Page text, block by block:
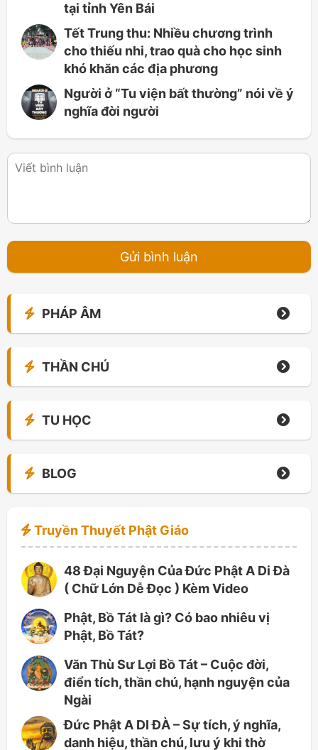
tại tỉnh Yên Bái
Tết Trung thu: Nhiều chương trình
cho thiếu nhi, trao quà cho học sinh
khó khăn các địa phương
Người ở “Tu viện bất thường” nói về ý
nghĩa đời người
PHÁP ÂM
THẦN CHÚ
TU HỌC
BLOG
Truyền Thuyết Phật Giáo
48 Đại Nguyện Của Đức Phật A Di Đà
( Chữ Lớn Dễ Đọc ) Kèm Video
Phật, Bồ Tát là gì? Có bao nhiêu vị
Phật, Bồ Tát?
Văn Thù Sư Lợi Bồ Tát – Cuộc đời,
điển tích, thần chú, hạnh nguyện của
Ngài
Đức Phật A DI ĐÀ – Sự tích, ý nghĩa,
danh hiệu, thần chú, lưu ý khi thờ